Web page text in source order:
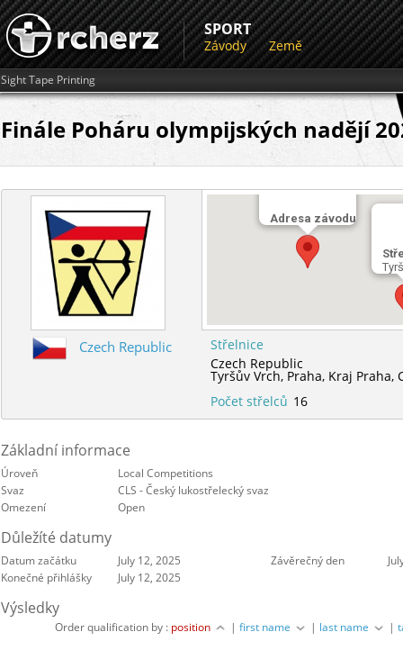
SPORT
Závody Země
Sight Tape Printing
Finále Poháru olympijských nadějí
Adresa závodu
Czech Republic
Střelnice
Czech Republic
Tyršův Vrch, Praha, Kraj Praha,
Počet střelců 16
Základní informace
Úroveň
Local Competitions
Svaz
CLS - Český lukostřelecký svaz
Omezení
Open
Důležíté datumy
Datum začátku July 12, 2025 Závěrečný den
Konečné přihlášky
July 12, 2025
Výsledky
Order qualification by : position |first name | last name |